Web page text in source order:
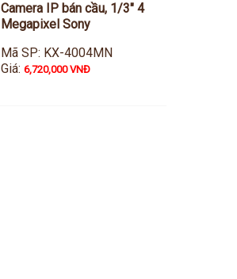
Camera IP bán cầu, 1/3" 4
Megapixel Sony
Mã SP: KX-4004MN
Giá:6,720,000 VNĐ